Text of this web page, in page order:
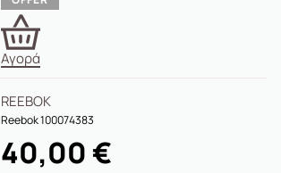
Αγορά
REEBOK
Reebok 100074383
40,00 €